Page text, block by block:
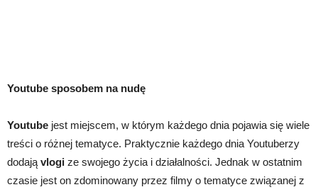
Youtube sposobem na nudę
Youtube jest miejscem, w którym każdego dnia pojawia się wiele
treści o różnej tematyce. Praktycznie każdego dnia Youtuberzy
dodają vlogi ze swojego życia i działalności. Jednak w ostatnim
czasie jest on zdominowany przez filmy o tematyce związanej z